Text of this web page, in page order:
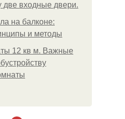
две входные двери.
на балконе:
и методы
12 кв м. Важные